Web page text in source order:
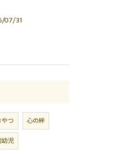
07/31
つ
心の絆
児